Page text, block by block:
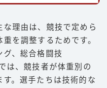
理由は、競技で定めら
を調整するためです。
グ、総合格闘技
は、競技者が体重別の
。選手たちは技術的な